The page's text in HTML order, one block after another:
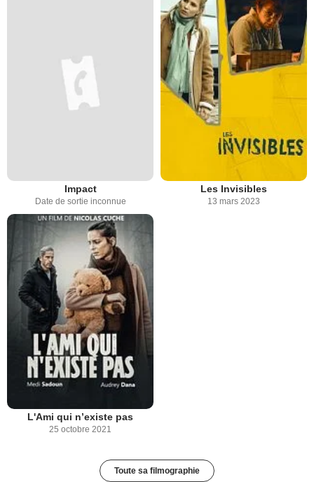
Impact
Date de sortie inconnue
Les Invisibles
13 mars 2023
L'Ami qui n’existe pas
25 octobre 2021
Toute sa filmographie